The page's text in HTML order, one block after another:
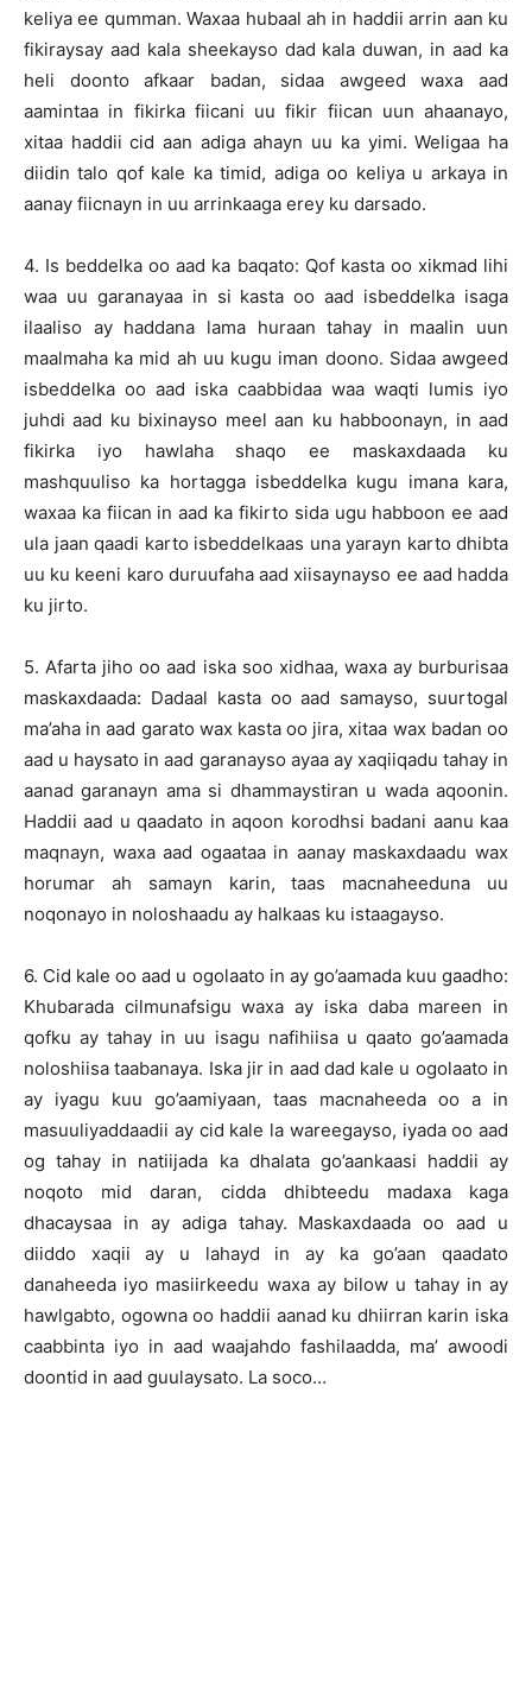
keliya ee qumman. Waxaa hubaal ah in haddii arrin aan ku
fikiraysay aad kala sheekayso dad kala duwan, in aad ka
heli doonto afkaar badan, sidaa awgeed waxa aad
aamintaa in fikirka fiicani uu fikir fiican uun ahaanayo,
xitaa haddii cid aan adiga ahayn uu ka yimi. Weligaa ha
diidin talo qof kale ka timid, adiga oo keliya u arkaya in
aanay fiicnayn in uu arrinkaaga erey ku darsado.
4. Is beddelka oo aad ka baqato: Qof kasta oo xikmad lihi
waa uu garanayaa in si kasta oo aad isbeddelka isaga
ilaaliso ay haddana lama huraan tahay in maalin uun
maalmaha ka mid ah uu kugu iman doono. Sidaa awgeed
isbeddelka oo aad iska caabbidaa waa waqti lumis iyo
juhdi aad ku bixinayso meel aan ku habboonayn, in aad
fikirka iyo hawlaha shaqo ee maskaxdaada ku
mashquuliso ka hortagga isbeddelka kugu imana kara,
waxaa ka fiican in aad ka fikirto sida ugu habboon ee aad
ula jaan qaadi karto isbeddelkaas una yarayn karto dhibta
uu ku keeni karo duruufaha aad xiisaynayso ee aad hadda
ku jirto.
5. Afarta jiho oo aad iska soo xidhaa, waxa ay burburisaa
maskaxdaada: Dadaal kasta oo aad samayso, suurtogal
ma’aha in aad garato wax kasta oo jira, xitaa wax badan oo
aad u haysato in aad garanayso ayaa ay xaqiiqadu tahay in
aanad garanayn ama si dhammaystiran u wada aqoonin.
Haddii aad u qaadato in aqoon korodhsi badani aanu kaa
maqnayn, waxa aad ogaataa in aanay maskaxdaadu wax
horumar ah samayn karin, taas macnaheeduna uu
noqonayo in noloshaadu ay halkaas ku istaagayso.
6. Cid kale oo aad u ogolaato in ay go’aamada kuu gaadho:
Khubarada cilmunafsigu waxa ay iska daba mareen in
qofku ay tahay in uu isagu nafihiisa u qaato go’aamada
noloshiisa taabanaya. Iska jir in aad dad kale u ogolaato in
ay iyagu kuu go’aamiyaan, taas macnaheeda oo a in
masuuliyaddaadii ay cid kale la wareegayso, iyada oo aad
og tahay in natiijada ka dhalata go’aankaasi haddii ay
noqoto mid daran, cidda dhibteedu madaxa kaga
dhacaysaa in ay adiga tahay. Maskaxdaada oo aad u
diiddo xaqii ay u lahayd in ay ka go’aan qaadato
danaheeda iyo masiirkeedu waxa ay bilow u tahay in ay
hawlgabto, ogowna oo haddii aanad ku dhiirran karin iska
caabbinta iyo in aad waajahdo fashilaadda, ma’ awoodi
doontid in aad guulaysato. La soco…